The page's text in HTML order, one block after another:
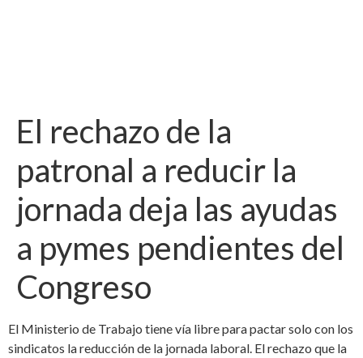
El rechazo de la
patronal a reducir la
jornada deja las ayudas
a pymes pendientes del
Congreso
El Ministerio de Trabajo tiene vía libre para pactar solo con los
sindicatos la reducción de la jornada laboral. El rechazo que la